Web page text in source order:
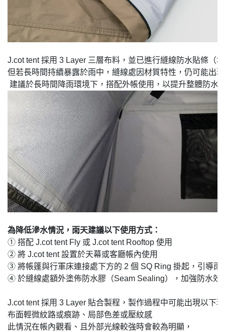
J.cot tent 採用 3 Layer 三層布料，並已進行縫線防水貼條（
但若長時間持續暴露於雨中，縫線處因材質特性，仍可能出
① 搭配 J.cot tent Fly 或 J.cot tent Rooftop 使用
② 將 J.cot tent 設置於天幕或客廳帳內使用
③ 將帳篷與行軍床連接處下方的 2 個 SQ Ring 掛起，引導雨
④ 於縫線處額外塗佈防水膠（Seam Sealing），加強防水效
J.cot tent 採用 3 Layer 貼合製程，製作過程中可能出現以下
布面輕微紋路或痕跡、局部色差或壓紋感
此情況在帳內觀看、且外部光線較強時會較為明顯，